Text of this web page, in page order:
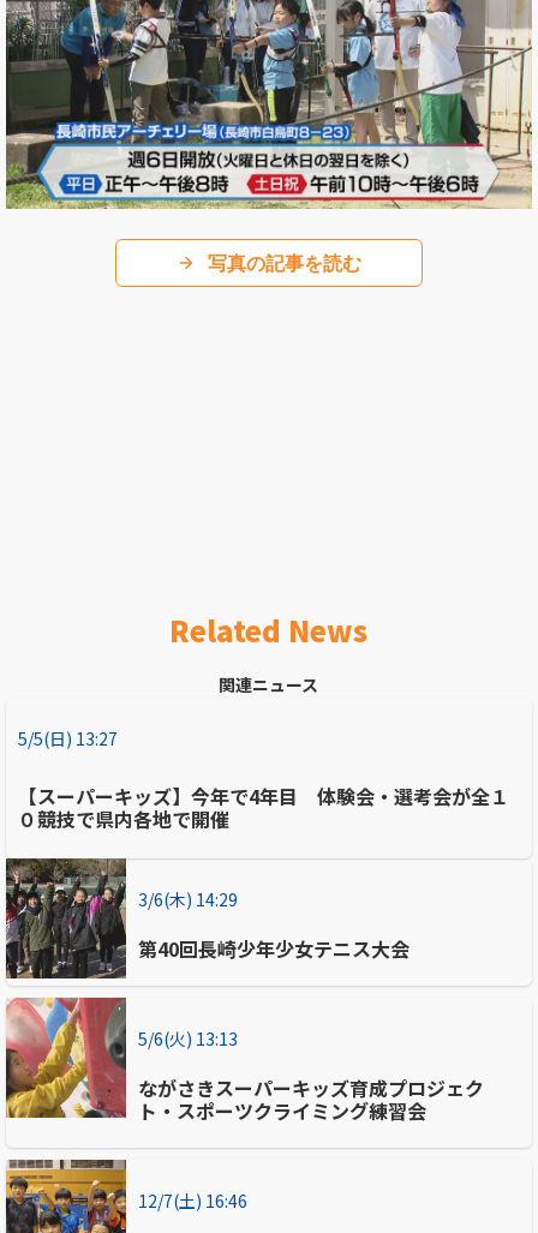
写真の記事を読む
Related News
関連ニュース
5/5(日) 13:27
【スーパーキッズ】今年で4年目 体験会・選考会が全１
０競技で県内各地で開催
3/6(木) 14:29
第40回長崎少年少女テニス大会
5/6(火) 13:13
ながさきスーパーキッズ育成プロジェク
ト・スポーツクライミング練習会
12/7(土) 16:46